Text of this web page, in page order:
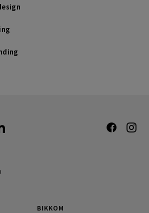
BIKKOM